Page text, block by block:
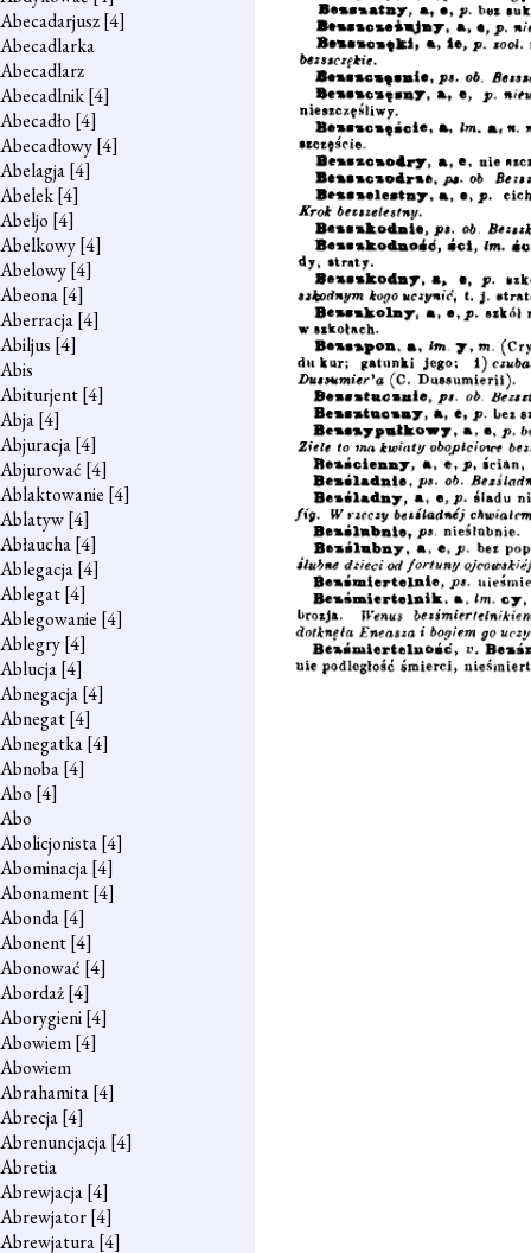
Abecadarjusz[4]
Abecadlarka
Abecadlarz
Abecadlnik[4]
Abecadło [4]
Abecadłowy[4]
Abelagja[4]
Abelek[4]
Abeljo [4]
Abelkowy[4]
Abelowy[4]
Abeona[4]
Aberracja[4]
Abiljus [4]
Abis
Abiturjent[4]
Abja[4]
Abjuracja[4]
Abjurować [4]
Ablaktowanie [4]
Ablatyw[4]
Abłaucha[4]
Ablegacja[4]
Ablegat[4]
Ablegowanie [4]
Ablegry[4]
Ablucja[4]
Abnegacja[4]
Abnegat[4]
Abnegatka[4]
Abnoba[4]
Abo [4]
Abo
Abolicjonista[4]
Abominacja[4]
Abonament[4]
Abonda[4]
Abonent[4]
Abonować [4]
Abordaż[4]
Aborygieni[4]
Abowiem[4]
Abowiem
Abrahamita[4]
Abrecja[4]
Abrenuncjacja[4]
Abretia
Abrewjacja[4]
Abrewjator[4]
Abrewjatura[4]